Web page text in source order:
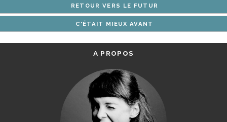
ARTICLES
RETOUR VERS LE FUTUR
C'ÉTAIT MIEUX AVANT
A PROPOS